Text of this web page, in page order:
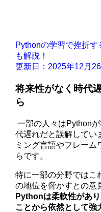
Pythonの学習で挫折
も解説！
更新日：2025年12月26
将来性がなく時代
ら
一部の人々はPython
代遅れだと誤解してい
ミング言語やフレー
らです。
特に一部の分野ではこ
の地位を脅かすとの意
Pythonは柔軟性があ
ことから依然として強